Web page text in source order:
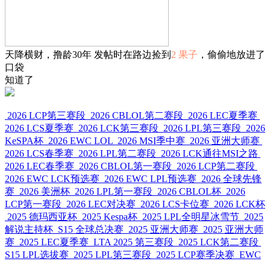
天降横财，撸龄30年 发帖时在路边捡到 2 果子 ，偷偷地放进了
口袋
知道了
2026 LCP第三赛段 2026 CBLOL第二赛段 2026 LEC夏季赛
2026 LCS夏季赛 2026 LCK第三赛段 2026 LPL第三赛段 2026
KeSPA杯 2026 EWC LOL 2026 MSI季中赛 2026 亚洲大师赛
2026 LCS春季赛 2026 LPL第二赛段 2026 LCK通往MSI之路
2026 LEC春季赛 2026 CBLOL第一赛段 2026 LCP第二赛段
2026 EWC LCK预选赛 2026 EWC LPL预选赛 2026 全球先锋
赛 2026 美洲杯 2026 LPL第一赛段 2026 CBLOL杯 2026
LCP第一赛段 2026 LEC对决赛 2026 LCS卡位赛 2026 LCK杯
2025 德玛西亚杯 2025 Kespa杯 2025 LPL全明星冰雪节 2025
解说主持杯 S15 全球总决赛 2025 亚洲大师赛 2025 亚洲大师
赛 2025 LEC夏季赛 LTA 2025 第三赛段 2025 LCK第二赛段
S15 LPL选拔赛 2025 LPL第三赛段 2025 LCP赛季决赛 EWC